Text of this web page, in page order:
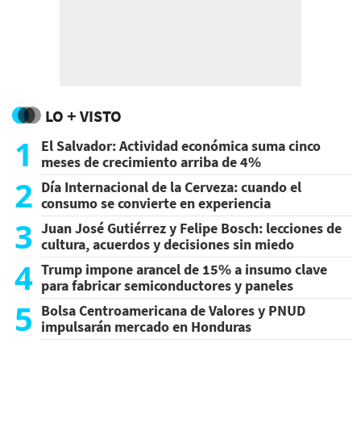
LO + VISTO
1
El Salvador: Actividad económica suma cinco
meses de crecimiento arriba de 4%
2 Día Internacional de la Cerveza: cuando el
consumo se convierte en experiencia
3 Juan José Gutiérrez y Felipe Bosch: lecciones de
cultura, acuerdos y decisiones sin miedo
4 Trump impone arancel de 15% a insumo clave
para fabricar semiconductores y paneles
5 Bolsa Centroamericana de Valores y PNUD
impulsarán mercado en Honduras